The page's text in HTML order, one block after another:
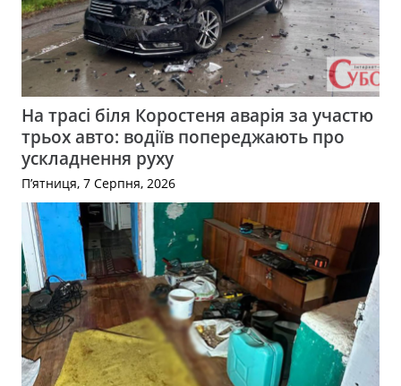
На трасі біля Коростеня аварія за участю
трьох авто: водіїв попереджають про
ускладнення руху
П’ятниця, 7 Серпня, 2026